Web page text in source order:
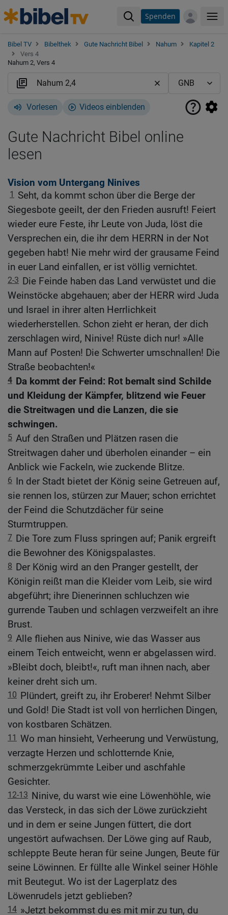
Spenden
Bibel TV Bibelthek Gute Nachricht Bibel Nahum
Kapitel 2
Vers 4
Nahum 2, Vers 4
Vorlesen Videos einblenden
Gute Nachricht Bibel online
lesen
Vision vom Untergang Ninives
1
Seht, da kommt schon über die Berge der
Siegesbote geeilt, der den Frieden ausruft! Feiert
wieder eure Feste, ihr Leute von Juda, löst die
Versprechen ein, die ihr dem HERRN in der Not
gegeben habt! Nie mehr wird der grausame Feind
in euer Land einfallen, er ist völlig vernichtet.
2-3 Die Feinde haben das Land verwüstet und die
Weinstöcke abgehauen; aber der HERR wird Juda
und Israel in ihrer alten Herrlichkeit
wiederherstellen. Schon zieht er heran, der dich
zerschlagen wird, Ninive! Rüste dich nur! »Alle
Mann auf Posten! Die Schwerter umschnallen! Die
Straße beobachten!«
4 Da kommt der Feind: Rot bemalt sind Schilde
und Kleidung der Kämpfer, blitzend wie Feuer
die Streitwagen und die Lanzen, die sie
schwingen.
5 Auf den Straßen und Plätzen rasen die
Streitwagen daher und überholen einander – ein
Anblick wie Fackeln, wie zuckende Blitze.
6 In der Stadt bietet der König seine Getreuen auf,
sie rennen los, stürzen zur Mauer; schon errichtet
der Feind die Schutzdächer für seine
Sturmtruppen.
7 Die Tore zum Fluss springen auf; Panik ergreift
die Bewohner des Königspalastes.
8 Der König wird an den Pranger gestellt, der
Königin reißt man die Kleider vom Leib, sie wird
abgeführt; ihre Dienerinnen schluchzen wie
gurrende Tauben und schlagen verzweifelt an ihre
Brust.
9 Alle fliehen aus Ninive, wie das Wasser aus
einem Teich entweicht, wenn er abgelassen wird.
»Bleibt doch, bleibt!«, ruft man ihnen nach, aber
keiner dreht sich um.
10 Plündert, greift zu, ihr Eroberer! Nehmt Silber
und Gold! Die Stadt ist voll von herrlichen Dingen,
von kostbaren Schätzen.
11 Wo man hinsieht, Verheerung und Verwüstung,
verzagte Herzen und schlotternde Knie,
schmerzgekrümmte Leiber und aschfahle
Gesichter.
12-13 Ninive, du warst wie eine Löwenhöhle, wie
das Versteck, in das sich der Löwe zurückzieht
und in dem er seine Jungen füttert, die dort
ungestört aufwachsen. Der Löwe ging auf Raub,
schleppte Beute heran für seine Jungen, Beute für
seine Löwinnen. Er füllte alle Winkel seiner Höhle
mit Beutegut. Wo ist der Lagerplatz des
Löwenrudels jetzt geblieben?
14 »Jetzt bekommst du es mit mir zu tun, du